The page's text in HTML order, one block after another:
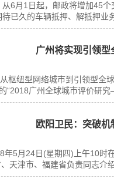
6月1日起，邮政将增加45
已久的车辆抵押、解抵押业
广州将实现引领型
枢纽型网络城市到引领型全
“2018广州全球城市评价研
欧阳卫民：突破
5月24日(星期四)上午10时
天津市、福建省负责同志介